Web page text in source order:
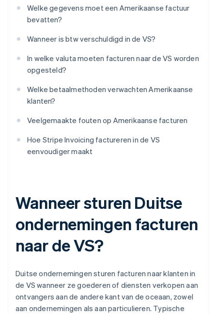
Welke gegevens moet een Amerikaanse factuur
bevatten?
Wanneer is btw verschuldigd in de VS?
In welke valuta moeten facturen naar de VS worden
opgesteld?
Welke betaalmethoden verwachten Amerikaanse
klanten?
Veelgemaakte fouten op Amerikaanse facturen
Hoe Stripe Invoicing factureren in de VS
eenvoudiger maakt
Wanneer sturen Duitse
ondernemingen facturen
naar de VS?
Duitse ondernemingen sturen facturen naar klanten in
de VS wanneer ze goederen of diensten verkopen aan
ontvangers aan de andere kant van de oceaan, zowel
aan ondernemingen als aan particulieren. Typische